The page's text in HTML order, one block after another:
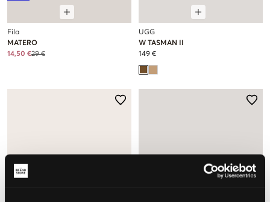
Fila
MATERO
14,50 €29 €
UGG
W TASMAN II
149 €